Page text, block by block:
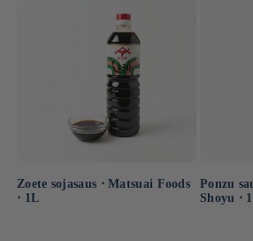
Zoete sojasaus ⋅ Matsuai Foods
⋅ 1L
Ponzu
Shoyu ⋅